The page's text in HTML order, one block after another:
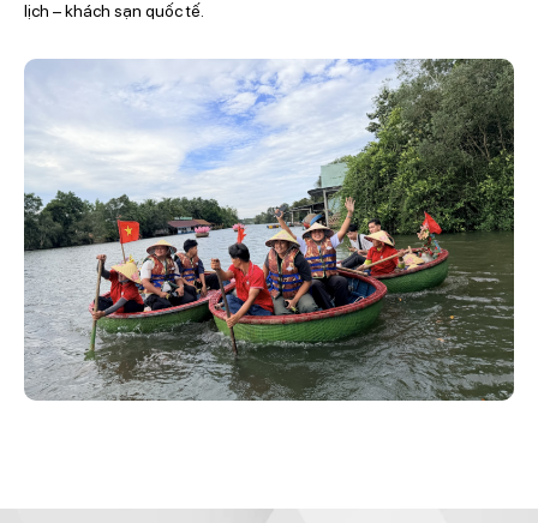
lịch – khách sạn quốc tế.